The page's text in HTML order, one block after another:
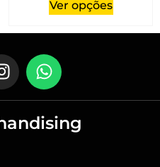
Ver opções